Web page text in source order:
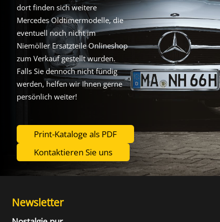
dort finden sich weitere
Mercedes Oldtimermodelle, die
eventuell noch nicht im
Niemöller Ersatzteile Onlineshop
zum Verkauf gestellt wurden.
Falls Sie dennoch nicht fündig
werden, helfen wir Ihnen gerne
persönlich weiter!
Print-Kataloge als PDF
Kontaktieren Sie uns
Newsletter